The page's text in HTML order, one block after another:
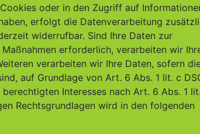
oder in den Zugriff auf
erfolgt die Datenverarbeitung
widerrufbar. Sind Ihre Daten zur
erforderlich, verarbeiten wir
verarbeiten wir Ihre Daten, sofern
auf Grundlage von Art. 6 Abs. 1 lit. c
Interesses nach Art. 6 Abs. 1
Rechtsgrundlagen wird in den folgenden